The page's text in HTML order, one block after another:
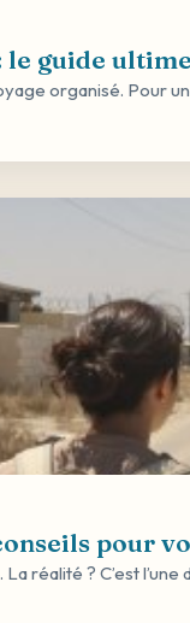
le guide
organisé. Pour
pour
réalité ? C’est